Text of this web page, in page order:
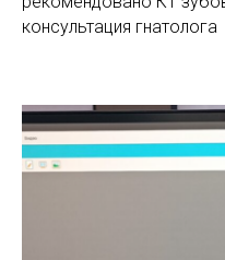
консультация гнатолога